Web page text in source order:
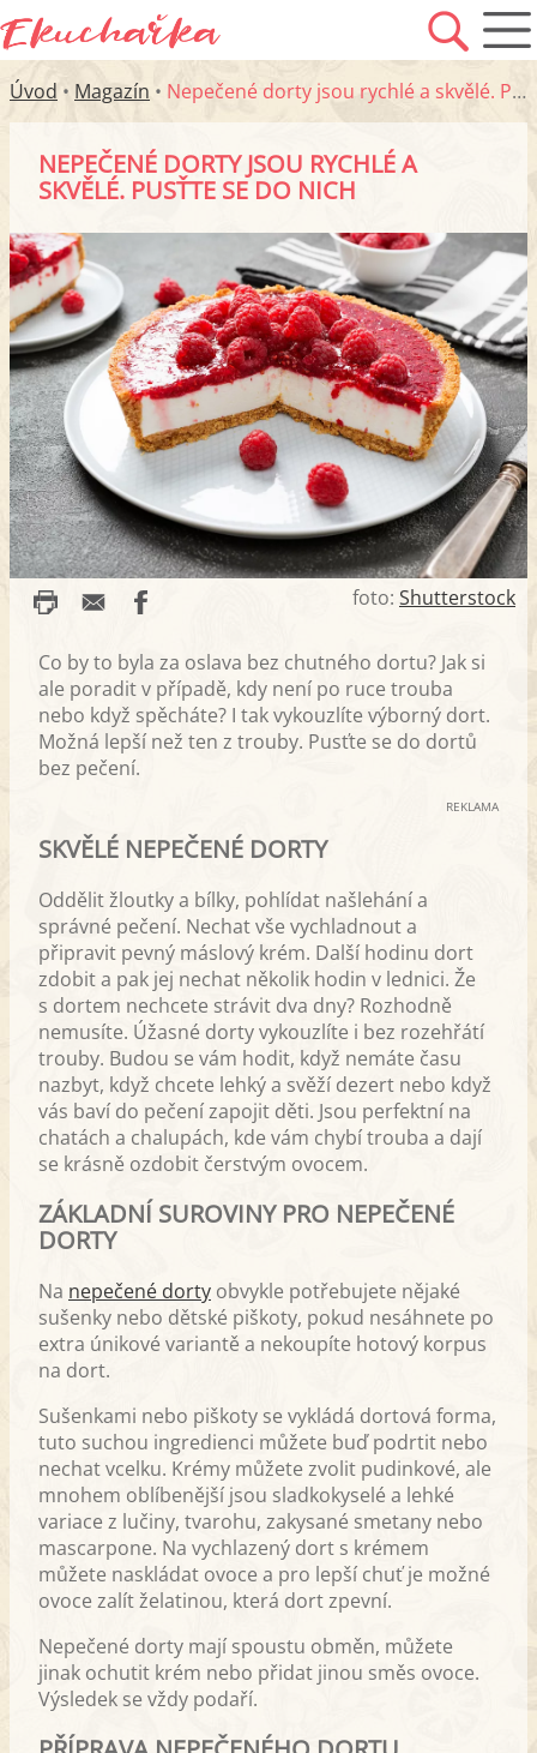
Úvod • Magazín • Nepečené dorty jsou rychlé a skvělé. Pusťte se do nich
NEPEČENÉ DORTY JSOU RYCHLÉ A
SKVĚLÉ. PUSŤTE SE DO NICH
foto: Shutterstock
Co by to byla za oslava bez chutného dortu? Jak si
ale poradit v případě, kdy není po ruce trouba
nebo když spěcháte? I tak vykouzlíte výborný dort.
Možná lepší než ten z trouby. Pusťte se do dortů
bez pečení.
REKLAMA
SKVĚLÉ NEPEČENÉ DORTY
Oddělit žloutky a bílky, pohlídat našlehání a
správné pečení. Nechat vše vychladnout a
připravit pevný máslový krém. Další hodinu dort
zdobit a pak jej nechat několik hodin v lednici. Že
s dortem nechcete strávit dva dny? Rozhodně
nemusíte. Úžasné dorty vykouzlíte i bez rozehřátí
trouby. Budou se vám hodit, když nemáte času
nazbyt, když chcete lehký a svěží dezert nebo když
vás baví do pečení zapojit děti. Jsou perfektní na
chatách a chalupách, kde vám chybí trouba a dají
se krásně ozdobit čerstvým ovocem.
ZÁKLADNÍ SUROVINY PRO NEPEČENÉ
DORTY
Na nepečené dorty obvykle potřebujete nějaké
sušenky nebo dětské piškoty, pokud nesáhnete po
extra únikové variantě a nekoupíte hotový korpus
na dort.
Sušenkami nebo piškoty se vykládá dortová forma,
tuto suchou ingredienci můžete buď podrtit nebo
nechat vcelku. Krémy můžete zvolit pudinkové, ale
mnohem oblíbenější jsou sladkokyselé a lehké
variace z lučiny, tvarohu, zakysané smetany nebo
mascarpone. Na vychlazený dort s krémem
můžete naskládat ovoce a pro lepší chuť je možné
ovoce zalít želatinou, která dort zpevní.
Nepečené dorty mají spoustu obměn, můžete
jinak ochutit krém nebo přidat jinou směs ovoce.
Výsledek se vždy podaří.